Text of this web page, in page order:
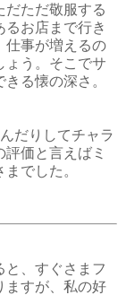
だただ敬服する
お店まで行き
仕事が増えるの
ょう。そこでサ
る懐の深さ。
だりしてチャラ
価と言えばミ
でした。
と、すぐさまフ
ますが、私の好